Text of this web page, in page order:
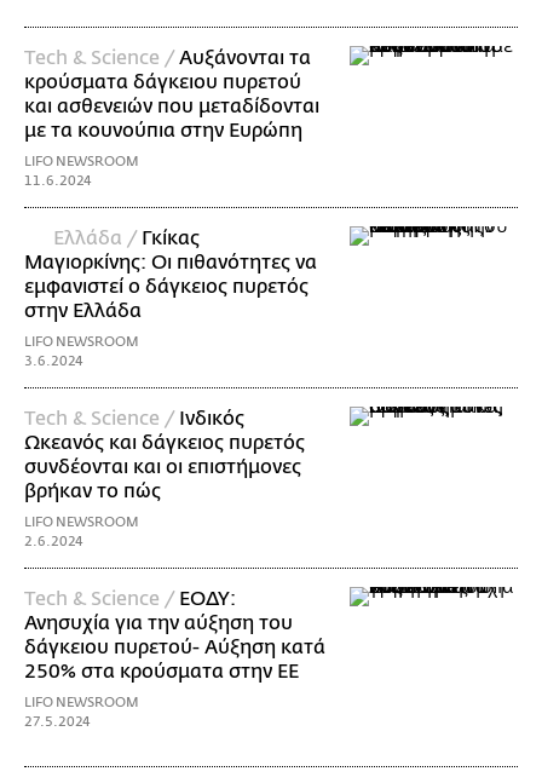
Τech & Science /Αυξάνονται τα
κρούσματα δάγκειου πυρετού
και ασθενειών που μεταδίδονται
με τα κουνούπια στην Ευρώπη
LIFO NEWSROOM
11.6.2024
Ελλάδα / Γκίκας
Μαγιορκίνης: Οι πιθανότητες να
εμφανιστεί ο δάγκειος πυρετός
στην Ελλάδα
LIFO NEWSROOM
3.6.2024
Τech & Science / Ινδικός
Ωκεανός και δάγκειος πυρετός
συνδέονται και οι επιστήμονες
βρήκαν το πώς
LIFO NEWSROOM
2.6.2024
Τech & Science / ΕΟΔΥ:
Ανησυχία για την αύξηση του
δάγκειου πυρετού- Αύξηση κατά
250% στα κρούσματα στην ΕΕ
LIFO NEWSROOM
27.5.2024